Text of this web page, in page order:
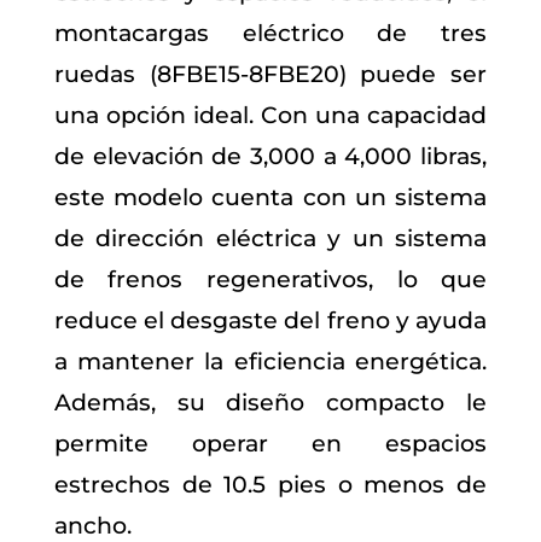
montacargas eléctrico de tres
ruedas (8FBE15-8FBE20) puede ser
una opción ideal. Con una capacidad
de elevación de 3,000 a 4,000 libras,
este modelo cuenta con un sistema
de dirección eléctrica y un sistema
de frenos regenerativos, lo que
reduce el desgaste del freno y ayuda
a mantener la eficiencia energética.
Además, su diseño compacto le
permite operar en espacios
estrechos de 10.5 pies o menos de
ancho.